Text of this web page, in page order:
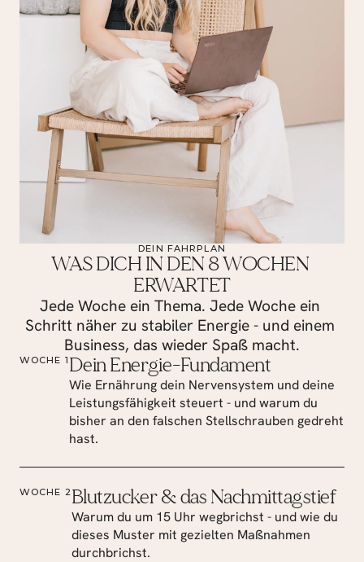
DEIN FAHRPLAN
WAS DICH IN DEN 8 WOCHEN
ERWARTET
Jede Woche ein Thema. Jede Woche ein
Schritt näher zu stabiler Energie - und einem
Business, das wieder Spaß macht.
WOCHE 1 Dein Energie-Fundament
Wie Ernährung dein Nervensystem und deine
Leistungsfähigkeit steuert - und warum du
bisher an den falschen Stellschrauben gedreht
hast.
WOCHE 2Blutzucker & das Nachmittagstief
Warum du um 15 Uhr wegbrichst - und wie du
dieses Muster mit gezielten Maßnahmen
durchbrichst.